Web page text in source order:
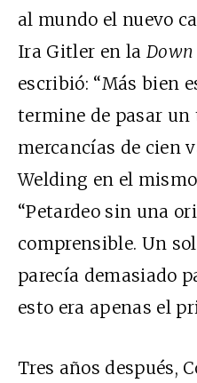
al mundo el nuevo
Ira Gitler en la
escribió: “Más bien
termine de pasar un
mercancías de cien
Welding en el
“Petardeo sin una
comprensible. Un
parecía demasiado
esto era apenas el
Tres años después,